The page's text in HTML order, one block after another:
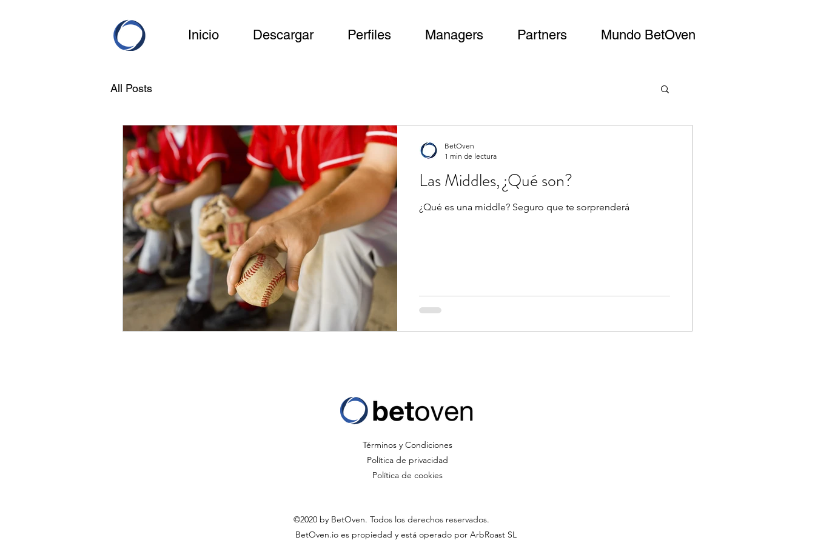
Inicio Descargar Perfiles Managers Partners Mundo BetOven
All Posts
Las Middles, ¿Qué son?
¿Qué es una middle? Seguro que te sorprenderá
BetOven
1 min de lectura
Términos y Condiciones
Política de privacidad
Política de cookies
©2020 by BetOven. Todos los derechos reservados.
BetOven.io es propiedad y está operado por ArbRoast SL